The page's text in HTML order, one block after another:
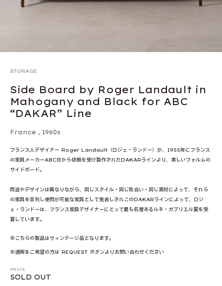
STORAGE
Side Board by Roger Landault in
Mahogany and Black for ABC
“DAKAR” Line
France , 1960s
フランス人デザイナー Roger Landault（ロジェ・ランドー）が、1955年にフランス
の家具メーカーABC社から依頼を受け製作されたDAKARラインより、美しいフォルムの
サイドボード。
用途やデザインは異なりながら、同じスタイル・同じ色合い・同じ素材によって、それら
の家具を並列し使用が可能な家具として発表しされこのDAKARラインによって、ロジ
ェ・ランドーは、フランス家具デザイナーにとって最も名誉あるルネ・ガブリエル賞を受
賞しています。
※こちらの製品はヴィンテージ品となります。
※通販をご希望の方は REQUEST ボタンよりお問い合わせください
PRICE
SOLD OUT